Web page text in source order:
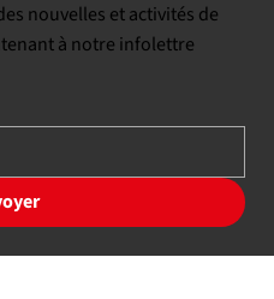
nouvelles et activités de
à notre infolettre